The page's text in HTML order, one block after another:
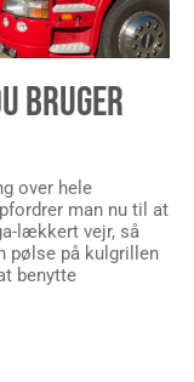
BRUGER
over hele
man nu til at
lækkert vejr, så
pølse på kulgrillen
benytte